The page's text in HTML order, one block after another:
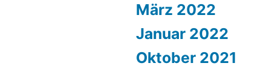
März 2022
Januar 2022
Oktober 2021